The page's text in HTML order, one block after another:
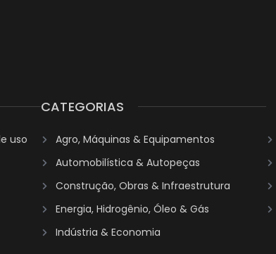
uso
CATEGORIAS
Agro, Máquinas & Equipamentos
Automobilística & Autopeças
Construção, Obras & Infraestrutura
Energia, Hidrogênio, Óleo & Gás
Indústria & Economia